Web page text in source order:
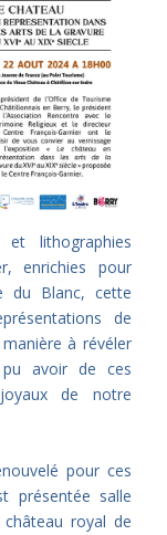
lithographies
enrichies pour
du Blanc, cette
de
à révéler
avoir de ces
de notre
pour ces
présentée salle
royal de